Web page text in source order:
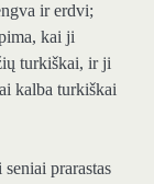
ir erdvi;
kai ji
turkiškai, ir ji
kalba turkiškai
prarastas